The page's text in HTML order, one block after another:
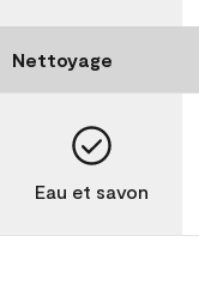
Nettoyage
Eau et savon